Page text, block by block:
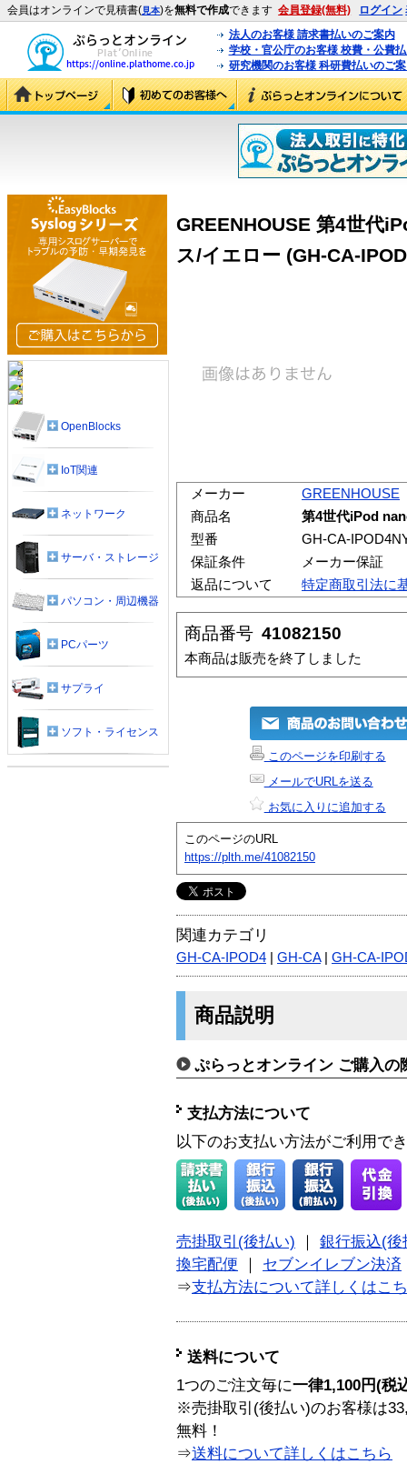
会員はオンラインで見積書(見本)を無料で作成できます 会員登録(無料) ログイン
法人のお客様 請求書払いのご案内
学校・官公庁のお客様 校費・公費
研究機関のお客様 科研費払いのご
GREENHOUSE 第4世代
ス/イエロー (GH-CA-
メーカー
GREENHOUSE
商品名
第4世代iPod
型番
GH-CA-
保証条件
メーカー保証
返品について
特定商取引法に
商品番号 41082150
本商品は販売を終了しました
このページを印刷する
メールでURLを送る
お気に入りに追加する
このページのURL
https://plth.me/41082150
関連カテゴリ
GH-CA-IPOD4 GH-CA| GH-CA-
商品説明
ぷらっとオンライン ご購入の
支払方法について
以下のお支払い方法がご利用で
売掛取引(後払い)
銀行振込(後
換宅配便
セブンイレブン決済
⇒支払方法について詳しくはこ
送料について
1つのご注文毎に一律1,100円(税
※売掛取引(後払い)のお客様は
無料！
⇒送料について詳しくはこちら
OpenBlocks
IoT関連
ネットワーク
サーバ・ストレージ
パソコン・周辺機器
PCパーツ
サプライ
ソフト・ライセンス